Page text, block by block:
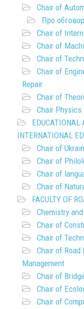
Chair of
Про
Chair of
Chair of
Chair of
Chair of
Repair
Chair of
Chair Physics
EDUCATIONAL
INTERNATIONAL
Chair of
Chair of
Chair of
Chair of
FACULTY OF
Chemistry
Chair of
Chair of
Chair of Road
Management
Chair of
Chair of
Chair of